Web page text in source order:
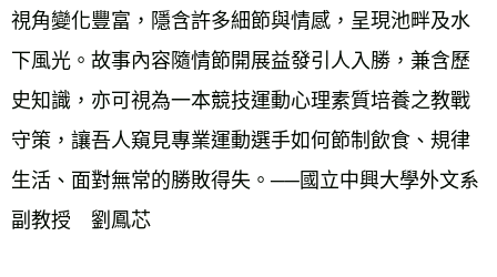
視角變化豐富，隱含許多細節與情感，呈現池畔及水
下風光。故事內容隨情節開展益發引人入勝，兼含歷
史知識，亦可視為一本競技運動心理素質培養之教戰
守策，讓吾人窺見專業運動選手如何節制飲食、規律
生活、面對無常的勝敗得失。──國立中興大學外文系
副教授　劉鳳芯